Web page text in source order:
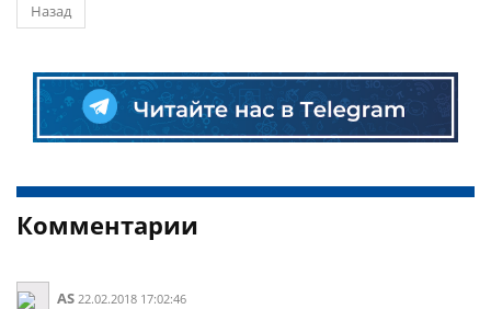
Назад
Комментарии
AS 22.02.2018 17:02:46